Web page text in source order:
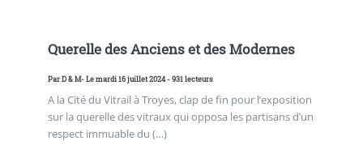
Querelle des Anciens et des Modernes
ParD & M- Le mardi 16 juillet 2024 - 931 lecteurs
A la Cité du Vitrail à Troyes, clap de fin pour l’exposition
sur la querelle des vitraux qui opposa les partisans d’un
respect immuable du (…)